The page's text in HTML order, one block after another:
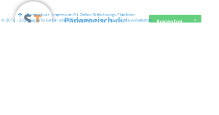
Pädagogisch-did… Kostenfrei
· · ·Datenschutz·Impressum EU-Online-Schlichtungs-Plattform·
© 2016 - 2026 SupraTix GmbH oder Partnergesellschaften - Alle Rechte vorbehalten.